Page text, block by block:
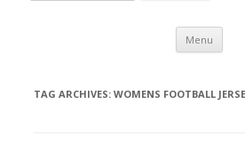
Menu
TAG ARCHIVES: WOMENS FOOTBALL